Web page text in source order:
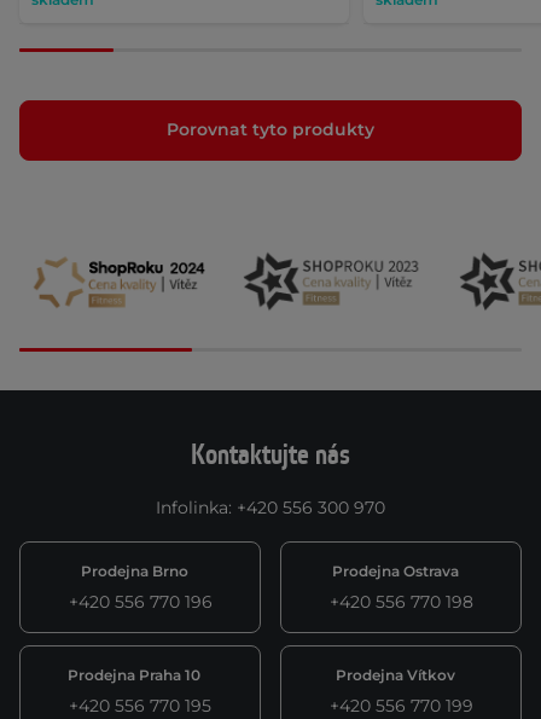
Porovnat tyto produkty
Kontaktujte nás
Infolinka: +420 556 300 970
Prodejna Brno
+420 556 770 196
Prodejna Ostrava
+420 556 770 198
Prodejna Praha 10
+420 556 770 195
Prodejna Vítkov
+420 556 770 199